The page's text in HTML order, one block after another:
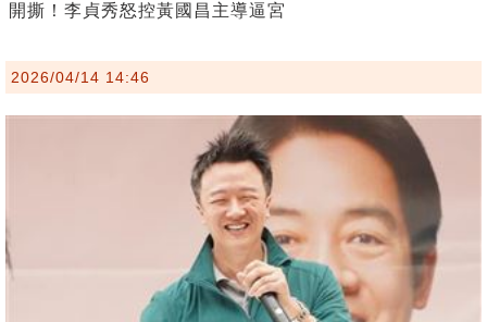
開撕！李貞秀怒控黃國昌主導逼宮
2026/04/14 14:46